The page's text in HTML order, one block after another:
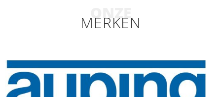
ONZE
MERKEN